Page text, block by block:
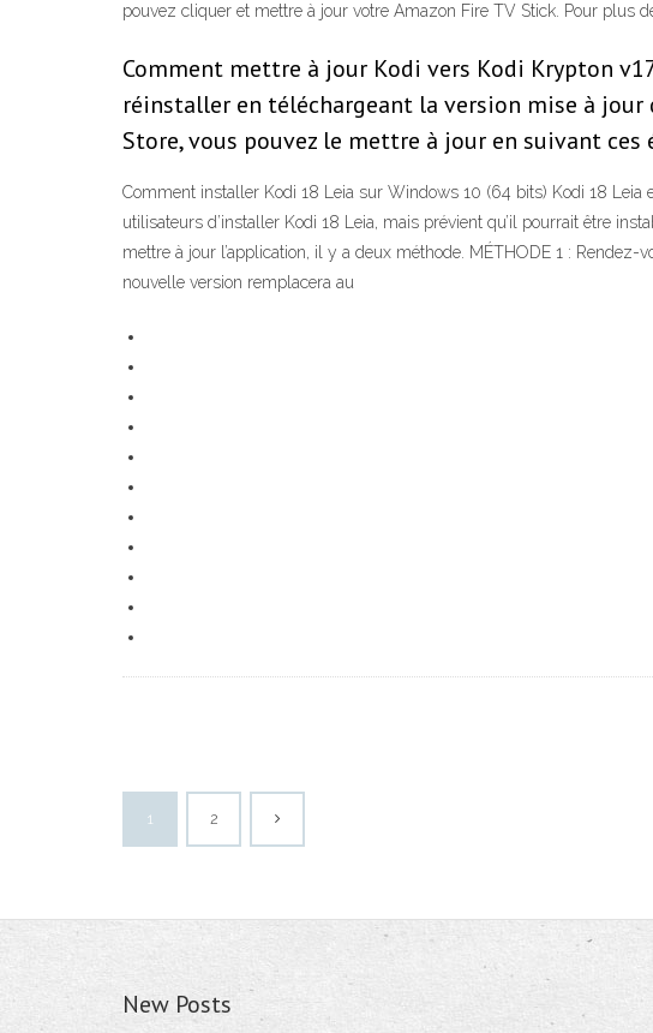
pouvez cliquer et mettre à jour votre Amazon Fire TV Stick. Pour plus
Comment mettre à jour Kodi vers Kodi Krypton
réinstaller en téléchargeant la version mise à
Store, vous pouvez le mettre à jour en suivant ces
Comment installer Kodi 18 Leia sur Windows 10 (64 bits) Kodi 18 Leia
utilisateurs d’installer Kodi 18 Leia, mais prévient qu’il pourrait être
mettre à jour l’application, il y a deux méthode. MÉTHODE 1 :
nouvelle version remplacera au
1 2
New Posts